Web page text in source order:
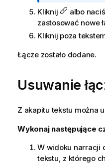
r
m
a
j
Kliknij
albo
zastosować nowe
Kliknij poza
Łącze zostało dodane.
Usuwanie
Z akapitu tekstu można
Wykonaj następujące
W widoku narracji
tekstu, z którego